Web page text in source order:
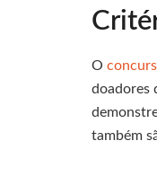
O
doadores
também